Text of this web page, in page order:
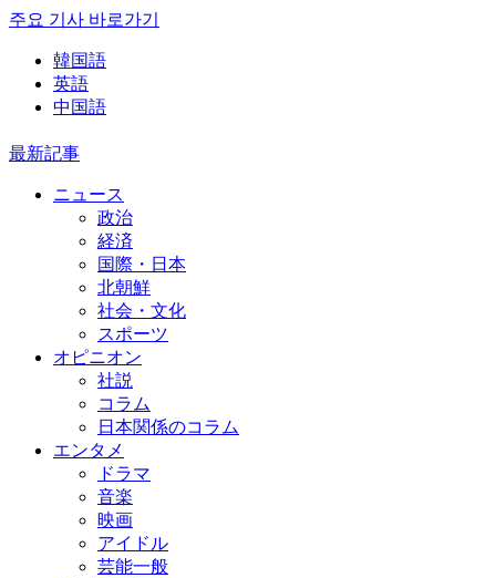
주요 기사 바로가기
韓国語
英語
中国語
最新記事
ニュース
政治
経済
国際・日本
北朝鮮
社会・文化
スポーツ
オピニオン
社説
コラム
日本関係のコラム
エンタメ
ドラマ
音楽
映画
アイドル
芸能一般